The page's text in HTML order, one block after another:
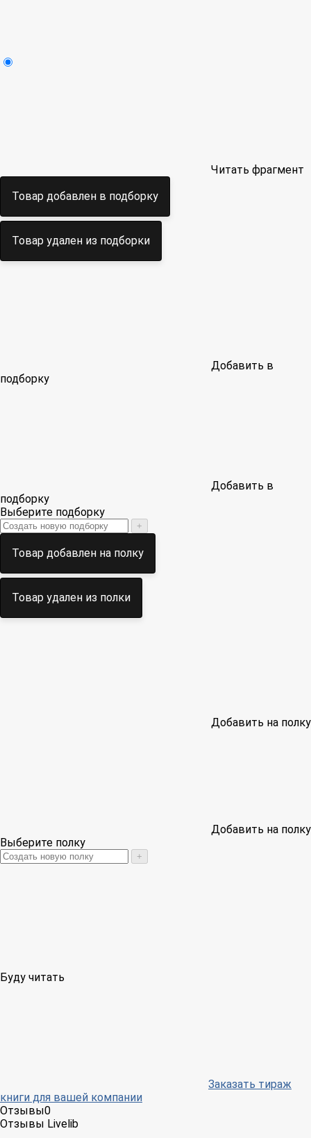
Читать фрагмент
Товар добавлен в подборку
Товар удален из подборки
Добавить в
подборку
Добавить в
подборку
Выберите подборку
+
Товар добавлен на полку
Товар удален из полки
Добавить на полку
Добавить на полку
Выберите полку
+
Буду читать
Заказать тираж
книги для вашей компании
Отзывы0
Отзывы Livelib